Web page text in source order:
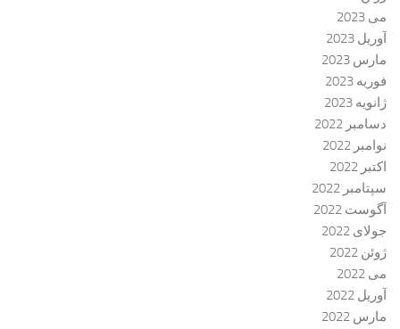
می 2023
آوریل 2023
مارس 2023
فوریه 2023
ژانویه 2023
دسامبر 2022
نوامبر 2022
اکتبر 2022
سپتامبر 2022
آگوست 2022
جولای 2022
ژوئن 2022
می 2022
آوریل 2022
مارس 2022